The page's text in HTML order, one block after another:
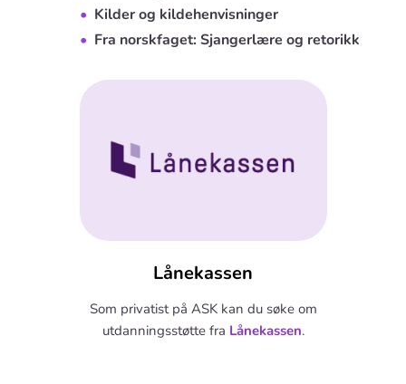
Kilder og kildehenvisninger
Fra norskfaget: Sjangerlære og retorikk
Lånekassen
Som privatist på ASK kan du søke om
utdanningsstøtte fra Lånekassen.